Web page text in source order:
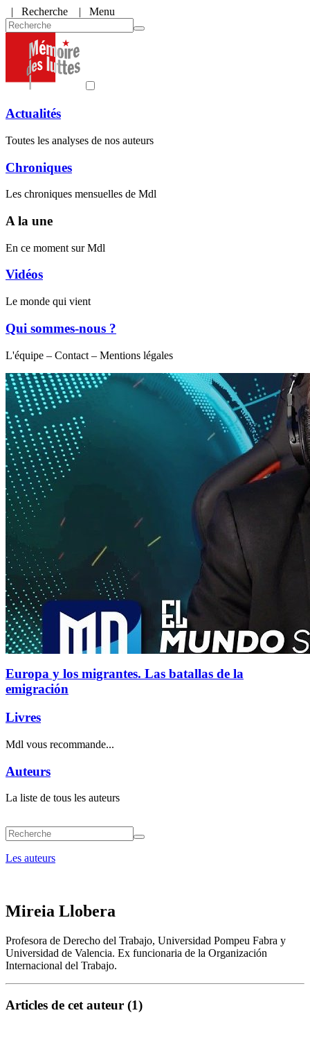
| Recherche | Menu
Actualités
Toutes les analyses de nos auteurs
Chroniques
Les chroniques mensuelles de Mdl
A la une
En ce moment sur Mdl
Vidéos
Le monde qui vient
Qui sommes-nous ?
L'équipe – Contact – Mentions légales
Europa y los migrantes. Las batallas de la
emigración
Livres
Mdl vous recommande...
Auteurs
La liste de tous les auteurs
Les auteurs
Mireia Llobera
Profesora de Derecho del Trabajo, Universidad Pompeu Fabra y
Universidad de Valencia. Ex funcionaria de la Organización
Internacional del Trabajo.
Articles de cet auteur (1)